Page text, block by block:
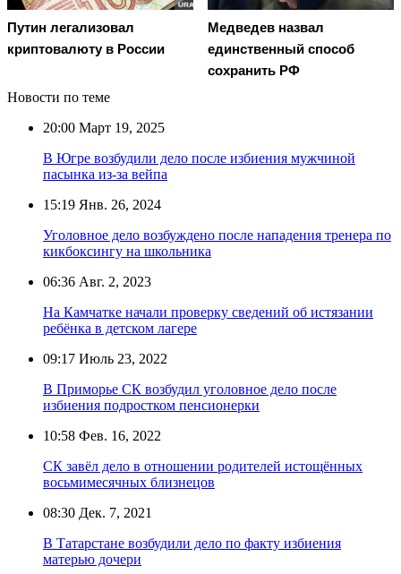
Путин легализовал
криптовалюту в России
Медведев назвал
единственный способ
сохранить РФ
Новости по теме
20:00 Март 19, 2025
В Югре возбудили дело после избиения мужчиной
пасынка из-за вейпа
15:19 Янв. 26, 2024
Уголовное дело возбуждено после нападения тренера по
кикбоксингу на школьника
06:36 Авг. 2, 2023
На Камчатке начали проверку сведений об истязании
ребёнка в детском лагере
09:17 Июль 23, 2022
В Приморье СК возбудил уголовное дело после
избиения подростком пенсионерки
10:58 Фев. 16, 2022
СК завёл дело в отношении родителей истощённых
восьмимесячных близнецов
08:30 Дек. 7, 2021
В Татарстане возбудили дело по факту избиения
матерью дочери